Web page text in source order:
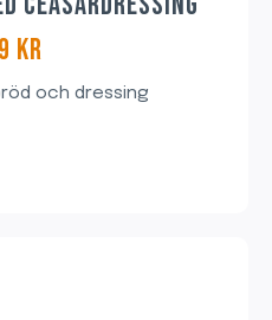
KR​
och dressing